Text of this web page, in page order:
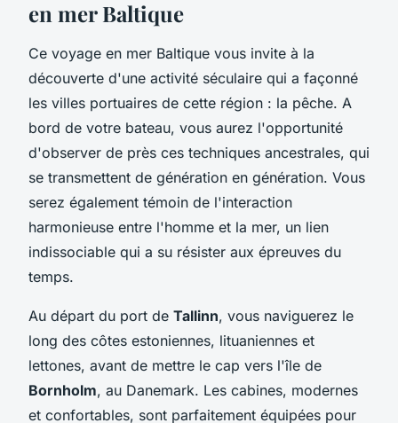
en mer Baltique
Ce voyage en mer Baltique vous invite à la
découverte d'une activité séculaire qui a façonné
les villes portuaires de cette région : la pêche. A
bord de votre bateau, vous aurez l'opportunité
d'observer de près ces techniques ancestrales, qui
se transmettent de génération en génération. Vous
serez également témoin de l'interaction
harmonieuse entre l'homme et la mer, un lien
indissociable qui a su résister aux épreuves du
temps.
Au départ du port de Tallinn, vous naviguerez le
long des côtes estoniennes, lituaniennes et
lettones, avant de mettre le cap vers l'île de
Bornholm, au Danemark. Les cabines, modernes
et confortables, sont parfaitement équipées pour